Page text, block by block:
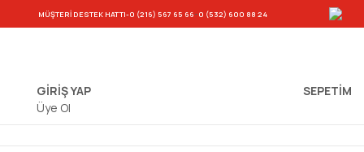
MÜŞTERİ DESTEK HATTI-0 (216) 567 65 66-0 (532) 600 88 24
GİRİŞ YAP
Üye Ol
SEPETIM